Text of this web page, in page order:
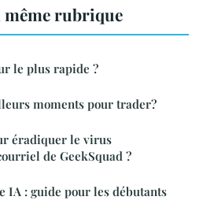
rubrique
le plus rapide ?
moments pour trader?
éradiquer le virus
de GeekSquad ?
IA : guide pour les débutants